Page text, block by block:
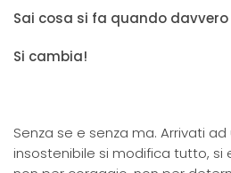
Sai cosa si fa quando davvero
Si cambia!
Senza se e senza ma. Arrivati
insostenibile si modifica tutto, si